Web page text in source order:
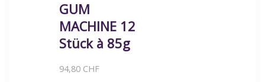
GUM
MACHINE 12
Stück à 85g
94,80 CHF